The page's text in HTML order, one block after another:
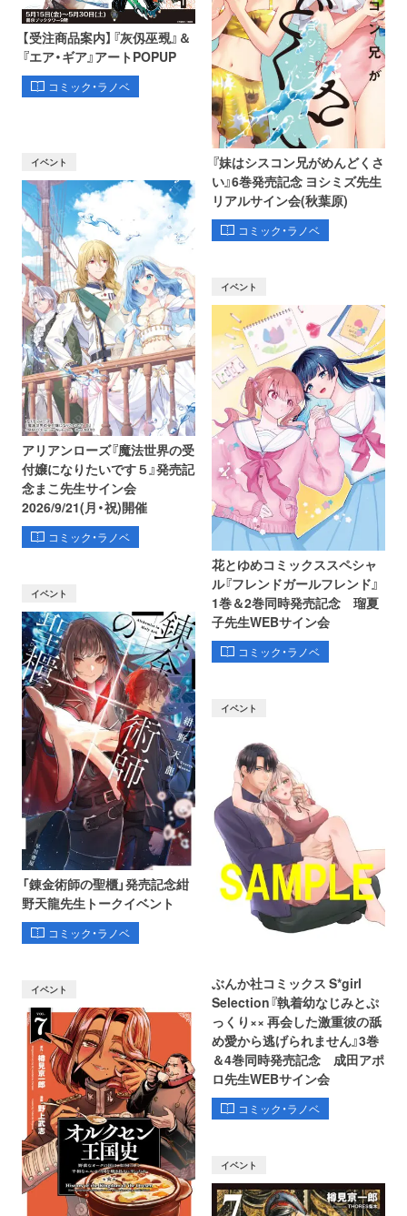
【受注商品案内】『灰仭巫覡』＆
『エア・ギア』アートPOPUP
コミック・ラノベ
『妹はシスコン兄がめんどくさ
い』6巻発売記念 ヨシミズ先生
リアルサイン会(秋葉原)
コミック・ラノベ
イベント
アリアンローズ『魔法世界の受
付嬢になりたいです５』発売記
念まこ先生サイン会
2026/9/21(月・祝)開催
コミック・ラノベ
イベント
花とゆめコミックススペシャ
ル『フレンドガールフレンド』
1巻＆2巻同時発売記念 瑠夏
子先生WEBサイン会
コミック・ラノベ
イベント
「錬金術師の聖櫃」発売記念紺
野天龍先生トークイベント
コミック・ラノベ
イベント
ぶんか社コミックス S*girl
Selection『執着幼なじみとぷ
っくり×× 再会した激重彼の舐
め愛から逃げられません』3巻
＆4巻同時発売記念 成田アポ
ロ先生WEBサイン会
コミック・ラノベ
イベント
イベント